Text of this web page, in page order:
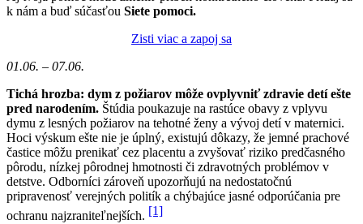
k nám a buď súčasťou Siete pomoci.
Zisti viac a zapoj sa
01.06. – 07.06.
Tichá hrozba: dym z požiarov môže ovplyvniť zdravie detí ešte
pred narodením. Štúdia poukazuje na rastúce obavy z vplyvu
dymu z lesných požiarov na tehotné ženy a vývoj detí v maternici.
Hoci výskum ešte nie je úplný, existujú dôkazy, že jemné prachové
častice môžu prenikať cez placentu a zvyšovať riziko predčasného
pôrodu, nízkej pôrodnej hmotnosti či zdravotných problémov v
detstve. Odborníci zároveň upozorňujú na nedostatočnú
pripravenosť verejných politík a chýbajúce jasné odporúčania pre
ochranu najzraniteľnejších. [1]